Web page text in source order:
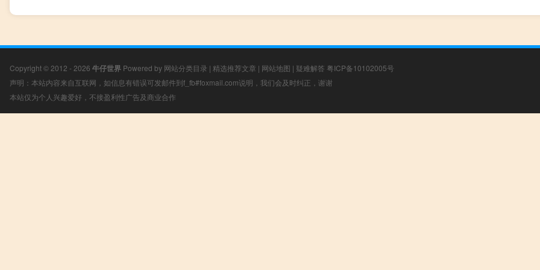
Copyright © 2012 - 2026 牛仔世界 Powered by 网站分类目录 | 精选推荐文章 | 网站地图 | 疑难解答 粤ICP备10102005号
声明：本站内容来自互联网，如信息有错误可发邮件到f_fb#foxmail.com说明，我们会及时纠正，谢谢
本站仅为个人兴趣爱好，不接盈利性广告及商业合作